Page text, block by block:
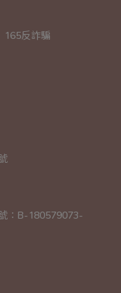
165反詐騙
：B-180579073-